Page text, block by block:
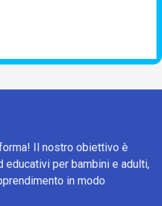
Il nostro obiettivo è
per bambini e adulti,
in modo